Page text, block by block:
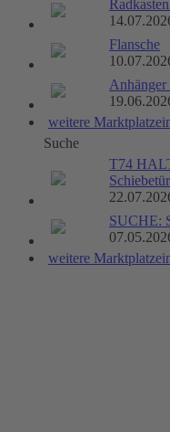
Flansche
weitere
Suche
T74
Schiebetür
SUCHE:
weitere